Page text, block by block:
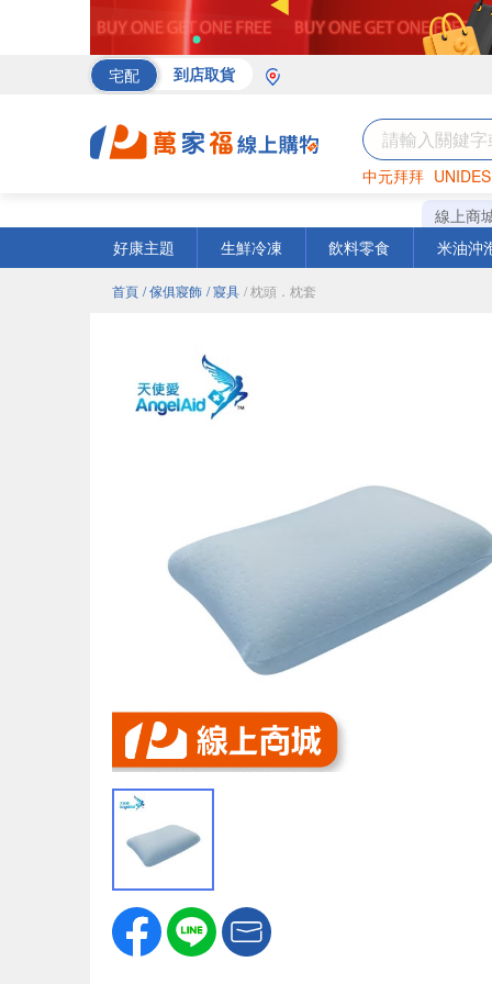
宅配 到店取貨
中元拜拜
巧克力 罐頭
線上商
好康主題
生鮮冷凍 飲料零食 米油沖
首頁 / 傢俱寢飾 / 寢具 / 枕頭．枕套